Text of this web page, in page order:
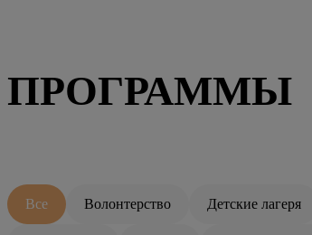
ПРОГРАММЫ
Все Волонтерство Детские лагеря